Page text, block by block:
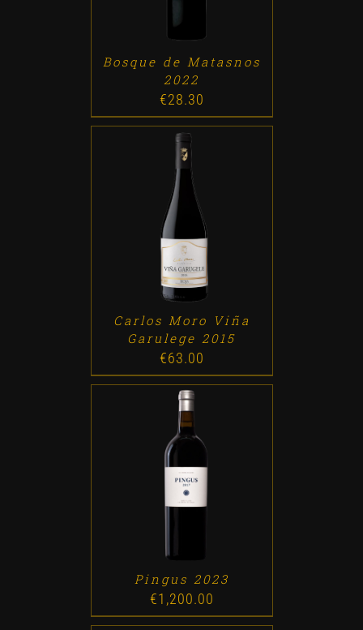
Bosque de Matasnos
2022
€28.30
ADD TO CART
Carlos Moro Viña
Garulege 2015
€63.00
ADD TO CART /
Pingus 2023
€1,200.00